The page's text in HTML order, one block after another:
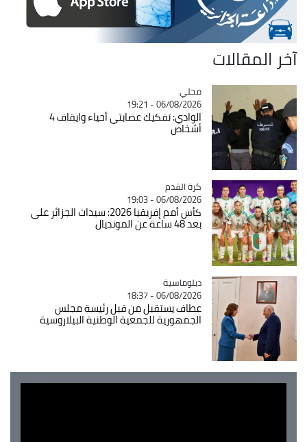
آخر المقالات
Catégorie
محلي
06/08/2026 - 19:21
الوادي: تفكيك عصابتي أحياء وايقاف 4
أشخاص
Catégorie
كرة القدم
06/08/2026 - 19:03
كأس أمم إفريقيا 2026: سيدات الجزائر على
بعد 48 ساعة عن المونديال
Catégorie
دبلوماسية
06/08/2026 - 18:37
عطاف يستقبل من قبل رئيسة مجلس
الجمهورية للجمعية الوطنية البيلاروسية